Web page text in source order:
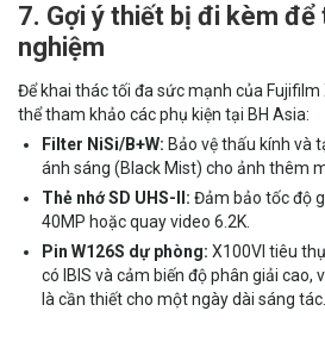
7. Gợi ý thiết bị đi kèm để
nghiệm
Để khai thác tối đa sức mạnh của Fujifilm
thể tham khảo các phụ kiện tại BH Asia:
Filter NiSi/B+W: Bảo vệ thấu kính và
ánh sáng (Black Mist) cho ảnh thêm
Thẻ nhớ SD UHS-II: Đảm bảo tốc độ
40MP hoặc quay video 6.2K.
Pin W126S dự phòng: X100VI tiêu
có IBIS và cảm biến độ phân giải cao,
là cần thiết cho một ngày dài sáng tác.